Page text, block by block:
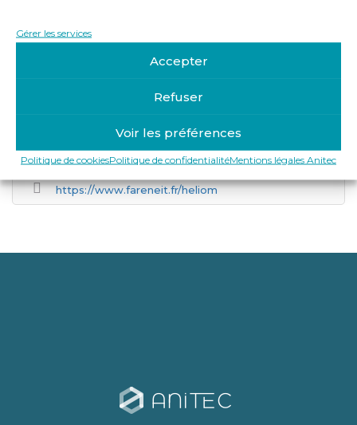
Gérer les services
Accepter
Refuser
Voir les préférences
Politique de cookiesPolitique de confidentialitéMentions légales Anitec
Get Directions
38 Rue Calmette et Guérin, 78500 Sartrouville
https://www.fareneit.fr/heliom